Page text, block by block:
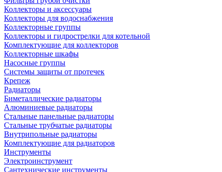
Коллекторы и аксессуары
Коллекторы для водоснабжения
Коллекторные группы
Коллекторы и гидрострелки для котельной
Комплектующие для коллекторов
Коллекторные шкафы
Насосные группы
Системы защиты от протечек
Крепеж
Радиаторы
Биметаллические радиаторы
Алюминиевые радиаторы
Стальные панельные радиаторы
Стальные трубчатые радиаторы
Внутрипольные радиаторы
Комплектующие для радиаторов
Инструменты
Электроинструмент
Сантехнические инструменты